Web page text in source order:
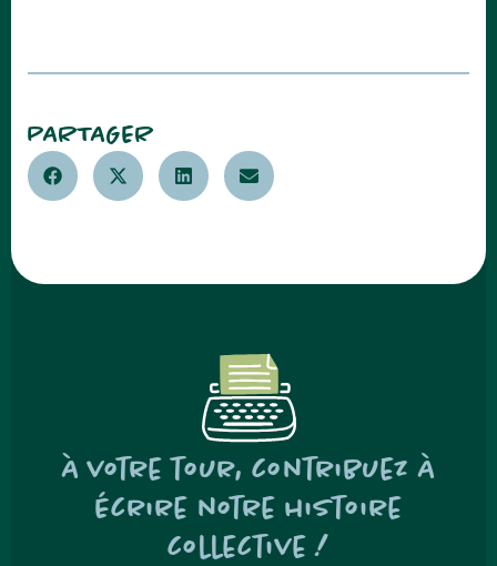
PARTAGER
À votre tour, contribuez à
écrire notre histoire
collective !